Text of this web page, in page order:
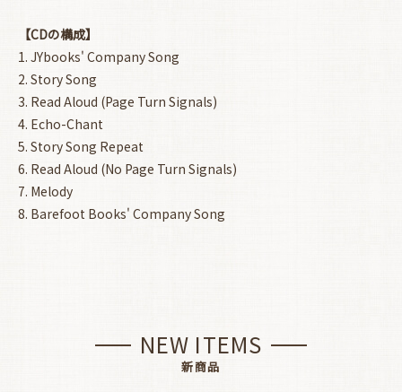
【CDの構成】
1. JYbooks' Company Song
2. Story Song
3. Read Aloud (Page Turn Signals)
4. Echo-Chant
5. Story Song Repeat
6. Read Aloud (No Page Turn Signals)
7. Melody
8. Barefoot Books' Company Song
NEW ITEMS
新商品